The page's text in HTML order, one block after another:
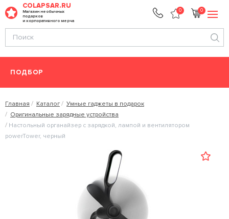
COLAPSAR.RU
Магазин необычных
подарков
и корпоративного мерча
0 0
ПОДБОР
Главная Каталог
Умные гаджеты в подарок
Оригинальные зарядные устройства
Настольный органайзер с зарядкой, лампой и вентилятором
powerTower, черный